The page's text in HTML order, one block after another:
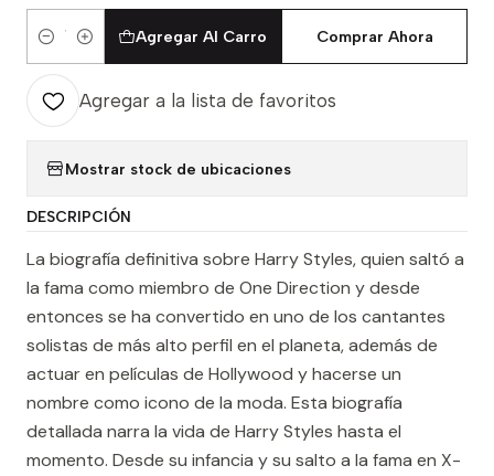
Cantidad
Agregar Al Carro Comprar Ahora
Agregar a la lista de favoritos
Mostrar stock de ubicaciones
DESCRIPCIÓN
La biografía definitiva sobre Harry Styles, quien saltó a
la fama como miembro de One Direction y desde
entonces se ha convertido en uno de los cantantes
solistas de más alto perfil en el planeta, además de
actuar en películas de Hollywood y hacerse un
nombre como icono de la moda. Esta biografía
detallada narra la vida de Harry Styles hasta el
momento. Desde su infancia y su salto a la fama en X-